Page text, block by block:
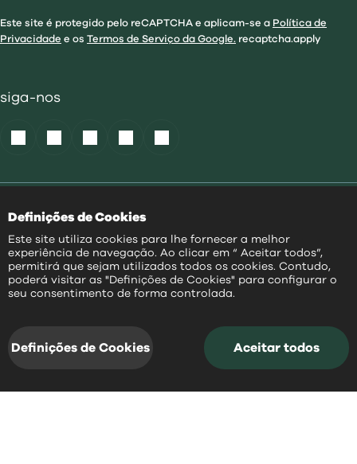
Definições de Cookies
Este site utiliza cookies para lhe fornecer a melhor
experiência de navegação. Ao clicar em “ Aceitar todos”,
permitirá que sejam utilizados todos os cookies. Contudo,
poderá visitar as "Definições de Cookies" para configurar o
seu consentimento de forma controlada.
Definições de Cookies Aceitar todos
Este site é protegido pelo reCAPTCHA e aplicam-se a Política de
Privacidade e os Termos de Serviço da Google. recaptcha.apply
siga-nos
Acessibilidade
Política Privacidade
Aviso Transparência
Mapa do Site